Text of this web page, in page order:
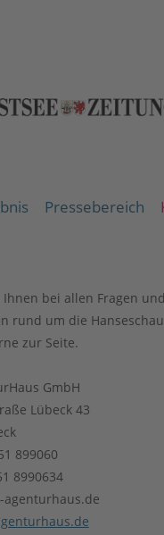
Pressebereich
bei allen Fragen und
rund um die Hanseschau
zur Seite.
GmbH
Lübeck 43
899060
8990634